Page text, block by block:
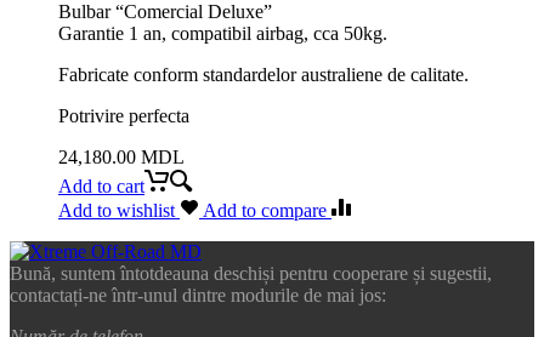
Bulbar “Comercial Deluxe”
Garantie 1 an, compatibil airbag, cca 50kg.
Fabricate conform standardelor australiene de calitate.
Potrivire perfecta
24,180.00 MDL
Add to cart
Add to wishlist
Add to compare
Bună, suntem întotdeauna deschiși pentru cooperare și sugestii,
contactați-ne într-unul dintre modurile de mai jos: